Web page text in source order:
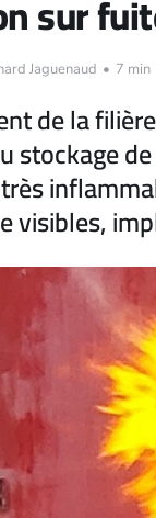
sur
Jaguenaud • 7 min
de la
stockage
visibles,